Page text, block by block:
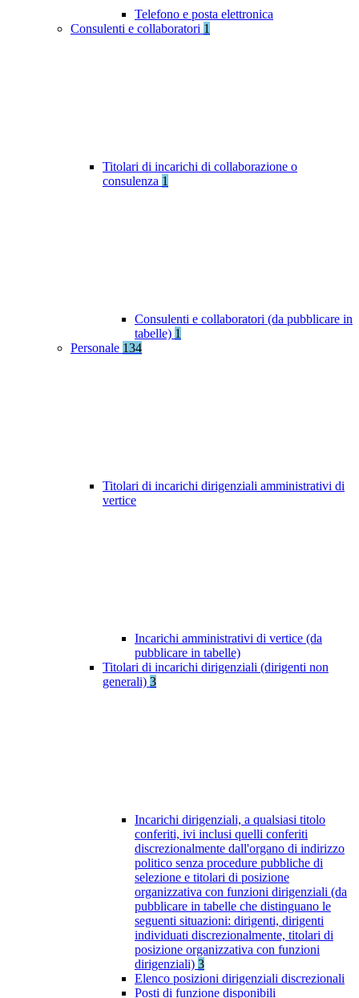
Telefono e posta elettronica
Consulenti e collaboratori 1
Titolari di incarichi di collaborazione o
consulenza 1
Consulenti e collaboratori (da pubblicare in
tabelle) 1
Personale 134
Titolari di incarichi dirigenziali amministrativi di
vertice
Incarichi amministrativi di vertice (da
pubblicare in tabelle)
Titolari di incarichi dirigenziali (dirigenti non
generali) 3
Incarichi dirigenziali, a qualsiasi titolo
conferiti, ivi inclusi quelli conferiti
discrezionalmente dall'organo di indirizzo
politico senza procedure pubbliche di
selezione e titolari di posizione
organizzativa con funzioni dirigenziali (da
pubblicare in tabelle che distinguano le
seguenti situazioni: dirigenti, dirigenti
individuati discrezionalmente, titolari di
posizione organizzativa con funzioni
dirigenziali) 3
Elenco posizioni dirigenziali discrezionali
Posti di funzione disponibili